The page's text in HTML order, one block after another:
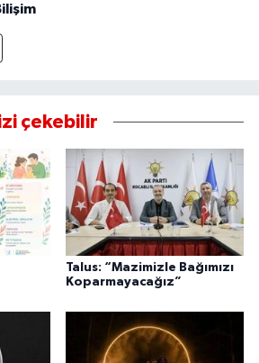
çekebilir
Talus: “Mazimizle Bağımızı
Koparmayacağız”